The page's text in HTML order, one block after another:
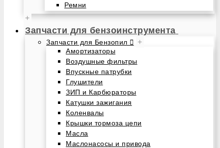
Ремни
+
Запчасти для бензоинструмента
Запчасти для Бензопил +
Амортизаторы
Воздушные фильтры
Впускные патрубки
Глушители
ЗИП и Карбюраторы
Катушки зажигания
Коленвалы
Крышки тормоза цепи
Масла
Маслонасосы и привода